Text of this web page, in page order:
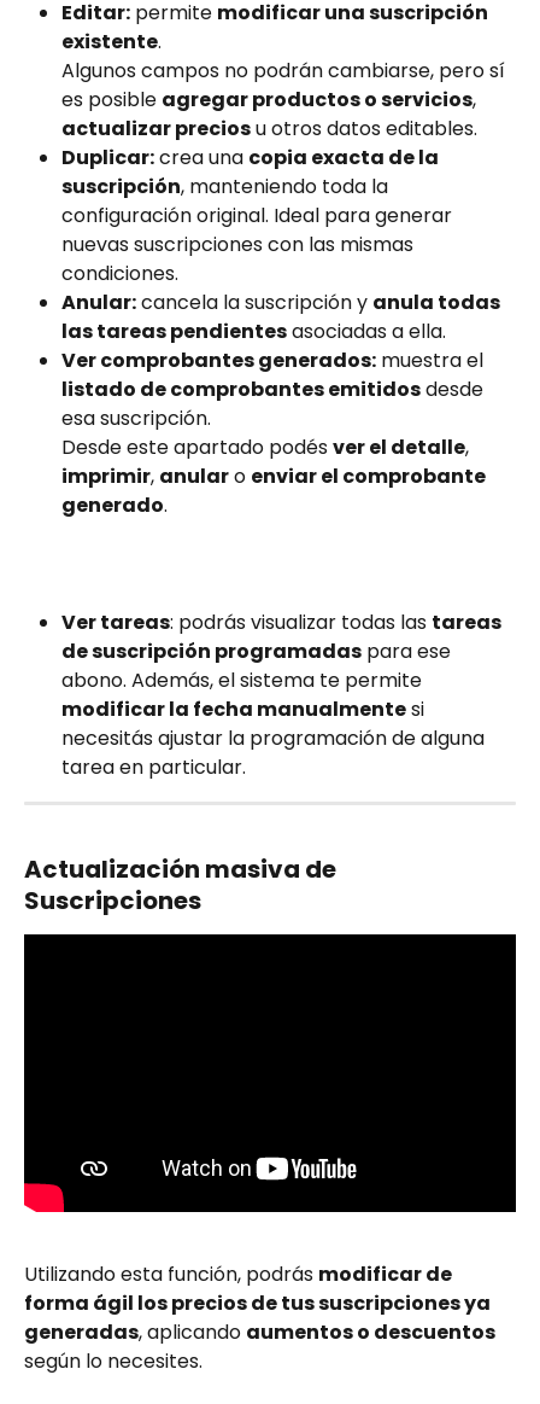
Editar: permite modificar una suscripción
existente.
Algunos campos no podrán cambiarse, pero sí
es posible agregar productos o servicios,
actualizar precios u otros datos editables.
Duplicar: crea una copia exacta de la
suscripción, manteniendo toda la
configuración original. Ideal para generar
nuevas suscripciones con las mismas
condiciones.
Anular: cancela la suscripción y anula todas
las tareas pendientes asociadas a ella.
Ver comprobantes generados: muestra el
listado de comprobantes emitidos desde
esa suscripción.
Desde este apartado podés ver el detalle,
imprimir, anular o enviar el comprobante
generado.
Ver tareas: podrás visualizar todas las tareas
de suscripción programadas para ese
abono. Además, el sistema te permite
modificar la fecha manualmente si
necesitás ajustar la programación de alguna
tarea en particular.
Actualización masiva de
Suscripciones
Utilizando esta función, podrás modificar de
forma ágil los precios de tus suscripciones ya
generadas, aplicando aumentos o descuentos
según lo necesites.